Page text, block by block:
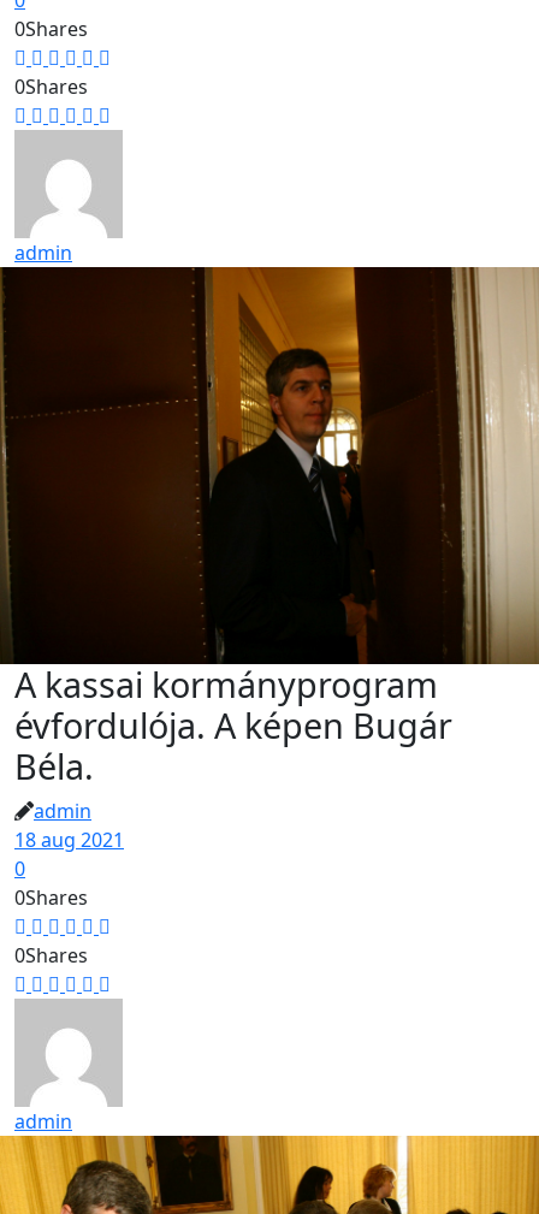
0Shares
0Shares
admin
A kassai kormányprogram
évfordulója. A képen Bugár
Béla.
admin
18 aug 2021
0
0Shares
0Shares
admin